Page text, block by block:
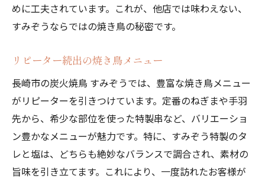
めに工夫されています。これが、他店では味わえない、
すみぞうならではの焼き鳥の秘密です。
リピーター続出の焼き鳥メニュー
長崎市の炭火焼鳥 すみぞうでは、豊富な焼き鳥メニュー
がリピーターを引きつけています。定番のねぎまや手羽
先から、希少な部位を使った特製串など、バリエーショ
ン豊かなメニューが魅力です。特に、すみぞう特製のタ
レと塩は、どちらも絶妙なバランスで調合され、素材の
旨味を引き立てます。これにより、一度訪れたお客様が